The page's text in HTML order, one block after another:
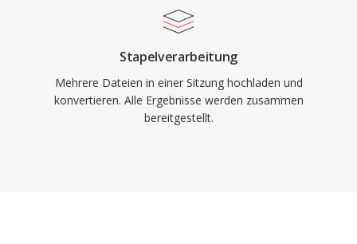
Bildungseinrichtungen und Medienbibliotheken,
die RealMedia auf dem Höhepunkt seiner
Popularität einsetzten.Stapelverarbeitung
Mehrere Dateien in einer Sitzung hochladen und
konvertieren. Alle Ergebnisse werden zusammen
bereitgestellt.